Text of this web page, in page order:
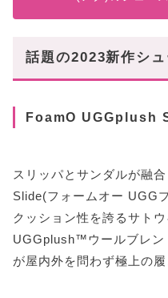
話題の2023新作シ
FoamO UGGplush
スリッパとサンダルが融
Slide(フォームオー UGG
クッション性を誇るサトウ
UGGplush™ウールブレン
が屋内外を問わず極上の